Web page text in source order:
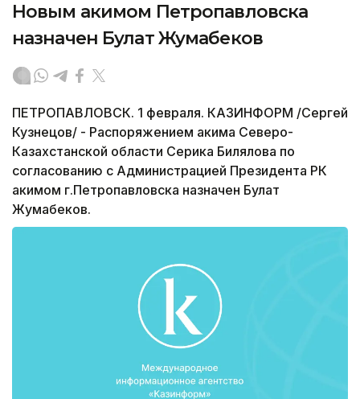
Новым акимом Петропавловска
назначен Булат Жумабеков
ПЕТРОПАВЛОВСК. 1 февраля. КАЗИНФОРМ /Сергей
Кузнецов/ - Распоряжением акима Северо-
Казахстанской области Серика Билялова по
согласованию с Администрацией Президента РК
акимом г.Петропавловска назначен Булат
Жумабеков.